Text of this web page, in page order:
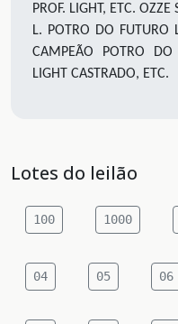
PROF. LIGHT, ETC.
L. POTRO DO FUTURO
CAMPEÃO POTRO DO
LIGHT CASTRADO, ETC.
Lotes do leilão
100 1000
04 05 06